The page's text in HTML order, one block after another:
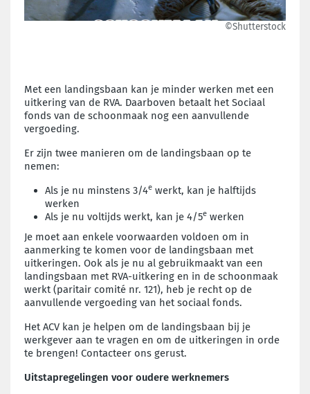
©Shutterstock
Met een landingsbaan kan je minder werken met een
uitkering van de RVA. Daarboven betaalt het Sociaal
fonds van de schoonmaak nog een aanvullende
vergoeding.
Er zijn twee manieren om de landingsbaan op te
nemen:
Als je nu minstens 3/4e werkt, kan je halftijds
werken
Als je nu voltijds werkt, kan je 4/5e werken
Je moet aan enkele voorwaarden voldoen om in
aanmerking te komen voor de landingsbaan met
uitkeringen. Ook als je nu al gebruikmaakt van een
landingsbaan met RVA-uitkering en in de schoonmaak
werkt (paritair comité nr. 121), heb je recht op de
aanvullende vergoeding van het sociaal fonds.
Het ACV kan je helpen om de landingsbaan bij je
werkgever aan te vragen en om de uitkeringen in orde
te brengen! Contacteer ons gerust.
Uitstapregelingen voor oudere werknemers